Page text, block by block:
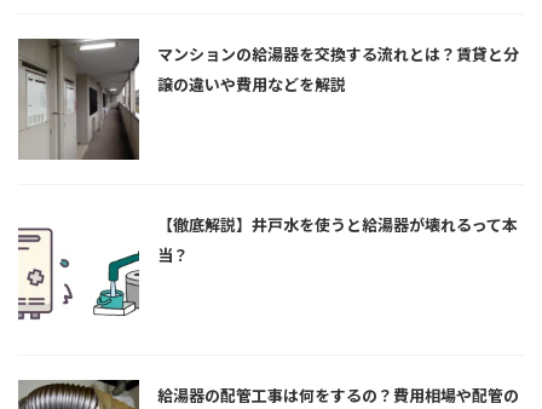
マンションの給湯器を交換する流れとは？賃貸と分
譲の違いや費用などを解説
【徹底解説】井戸水を使うと給湯器が壊れるって本
当？
給湯器の配管工事は何をするの？費用相場や配管の